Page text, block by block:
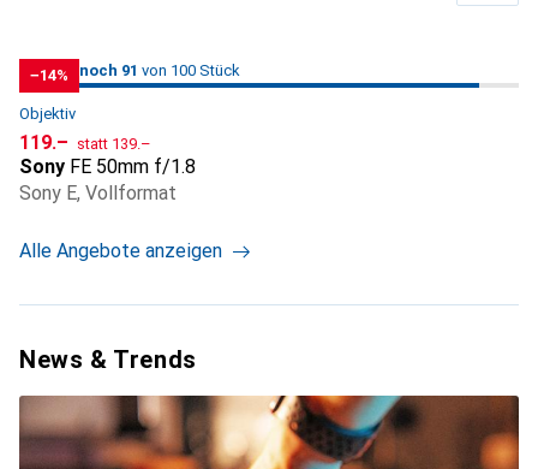
−14% 91 / 100
91 von 100 Stück
noch 91 von 100 Stück
Objektiv
CHF
119.– statt CHF
139.–
Sony FE 50mm f/1.8
Sony E, Vollformat
Alle Angebote anzeigen
News & Trends